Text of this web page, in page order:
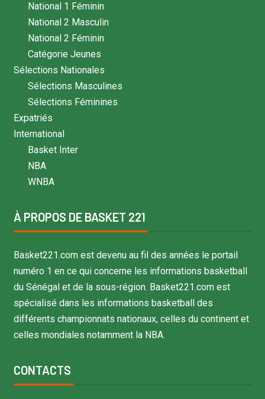
National 1 Féminin
National 2 Masculin
National 2 Féminin
Catégorie Jeunes
Sélections Nationales
Sélections Masculines
Sélections Féminines
Expatriés
International
Basket Inter
NBA
WNBA
À PROPOS DE BASKET 221
Basket221.com est devenu au fil des années le portail
numéro 1 en ce qui concerne les informations basketball
du Sénégal et de la sous-région. Basket221.com est
spécialisé dans les informations basketball des
différents championnats nationaux, celles du continent et
celles mondiales notamment la NBA.
CONTACTS